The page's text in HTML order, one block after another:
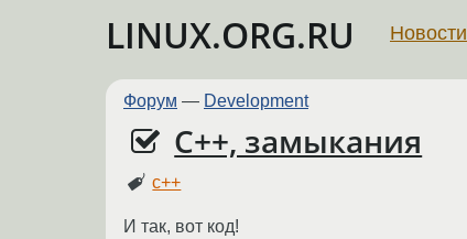
LINUX.ORG.RU Новости
Форум — Development
C++, замыкания
c++
И так, вот код!